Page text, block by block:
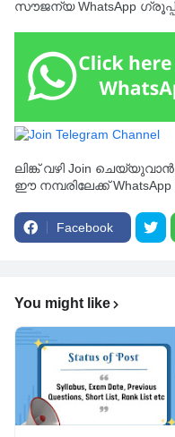
സൗജന്യ WhatsApp
ലിങ്ക് വഴി Join
ഈ നമ്പരിലേക്ക്
Facebook
You might like